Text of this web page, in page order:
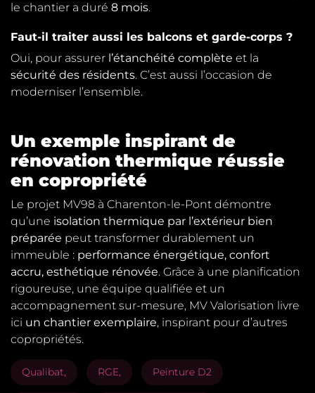
le chantier a duré 8 mois.
Faut-il traiter aussi les balcons et garde-corps ?
Oui, pour assurer l’étanchéité complète et la
sécurité des résidents. C’est aussi l’occasion de
moderniser l’ensemble.
Un exemple inspirant de
rénovation thermique réussie
en copropriété
Le projet MV98 à Charenton-le-Pont démontre
qu’une isolation thermique par l’extérieur bien
préparée peut transformer durablement un
immeuble : performance énergétique, confort
accru, esthétique rénovée. Grâce à une planification
rigoureuse, une équipe qualifiée et un
accompagnement sur-mesure, MV Valorisation livre
ici un chantier exemplaire, inspirant pour d’autres
copropriétés.
Qualibat, RGE, Peinture D2